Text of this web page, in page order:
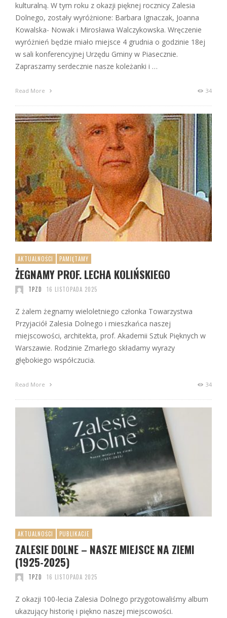
kulturalną. W tym roku z okazji pięknej rocznicy Zalesia
Dolnego, zostały wyróżnione: Barbara Ignaczak, Joanna
Kowalska- Nowak i Mirosława Walczykowska. Wręczenie
wyróżnień będzie miało miejsce 4 grudnia o godzinie 18ej
w sali konferencyjnej Urzędu Gminy w Piasecznie.
Zapraszamy serdecznie nasze koleżanki i …
Read More 34
AKTUALNOŚCI PAMIĘTAMY
ŻEGNAMY PROF. LECHA KOLIŃSKIEGO
TPZD 16 LISTOPADA 2025
Z żalem żegnamy wieloletniego członka Towarzystwa
Przyjaciół Zalesia Dolnego i mieszkańca naszej
miejscowości, architekta, prof. Akademii Sztuk Pięknych w
Warszawie. Rodzinie Zmarłego składamy wyrazy
głębokiego współczucia.
Read More 34
AKTUALNOŚCI PUBLIKACJE
ZALESIE DOLNE – NASZE MIEJSCE NA ZIEMI
(1925-2025)
TPZD 16 LISTOPADA 2025
Z okazji 100-lecia Zalesia Dolnego przygotowaliśmy album
ukazujący historię i piękno naszej miejscowości.